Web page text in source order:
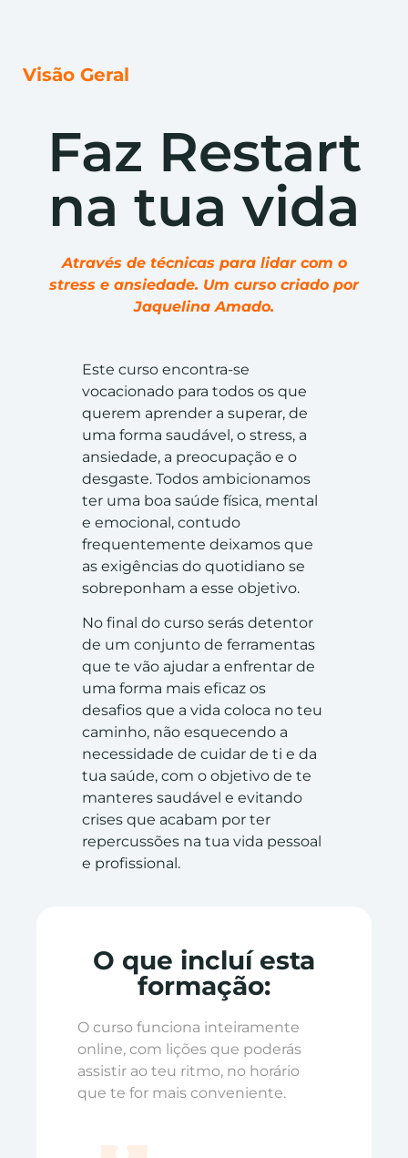
Visão Geral
Faz Restart
na tua vida
Através de técnicas para lidar com o
stress e ansiedade. Um curso criado por
Jaquelina Amado.
Este curso encontra-se
vocacionado para todos os que
querem aprender a superar, de
uma forma saudável, o stress, a
ansiedade, a preocupação e o
desgaste. Todos ambicionamos
ter uma boa saúde física, mental
e emocional, contudo
frequentemente deixamos que
as exigências do quotidiano se
sobreponham a esse objetivo.
No final do curso serás detentor
de um conjunto de ferramentas
que te vão ajudar a enfrentar de
uma forma mais eficaz os
desafios que a vida coloca no teu
caminho, não esquecendo a
necessidade de cuidar de ti e da
tua saúde, com o objetivo de te
manteres saudável e evitando
crises que acabam por ter
repercussões na tua vida pessoal
e profissional.
O que incluí esta
formação:
O curso funciona inteiramente
online, com lições que poderás
assistir ao teu ritmo, no horário
que te for mais conveniente.